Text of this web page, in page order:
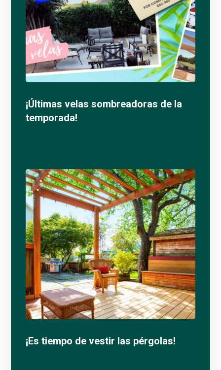
¡Últimas velas sombreadoras de la
temporada!
¡Es tiempo de vestir las pérgolas!